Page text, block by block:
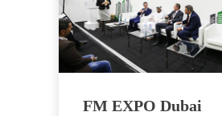
FM EXPO Dubai